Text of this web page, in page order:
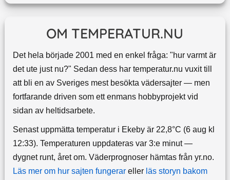
OM TEMPERATUR.NU
Det hela började 2001 med en enkel fråga: "hur varmt är
det ute just nu?" Sedan dess har temperatur.nu vuxit till
att bli en av Sveriges mest besökta vädersajter — men
fortfarande driven som ett enmans hobbyprojekt vid
sidan av heltidsarbete.
Senast uppmätta temperatur i Ekeby är 22,8°C (6 aug kl
12:33). Temperaturen uppdateras var 3:e minut —
dygnet runt, året om. Väderprognoser hämtas från yr.no.
Läs mer om hur sajten fungerareller läs storyn bakom